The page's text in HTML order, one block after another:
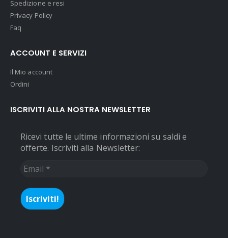
Spedizione e resi
Privacy Policy
Faq
ACCOUNT E SERVIZI
Il Mio account
Ordini
ISCRIVITI ALLA NOSTRA NEWSLETTER
Ricevi tutte le ultime informazioni su saldi e
offerte. Iscriviti alla Newsletter:
Email